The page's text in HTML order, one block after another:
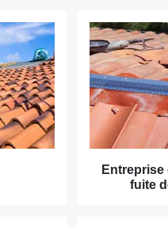
Entreprise
fuite